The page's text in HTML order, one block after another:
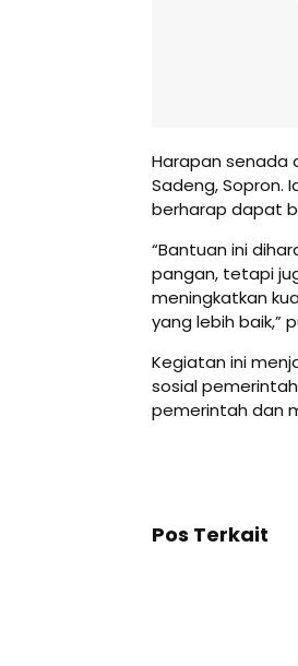
Harapan senada
Sadeng, Sopron.
berharap dapat
“Bantuan ini
pangan, tetapi
meningkatkan
yang lebih baik,”
Kegiatan ini
sosial
pemerintah dan
Pos Terkait